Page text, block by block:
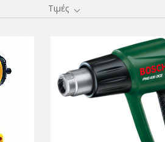
Τιμές